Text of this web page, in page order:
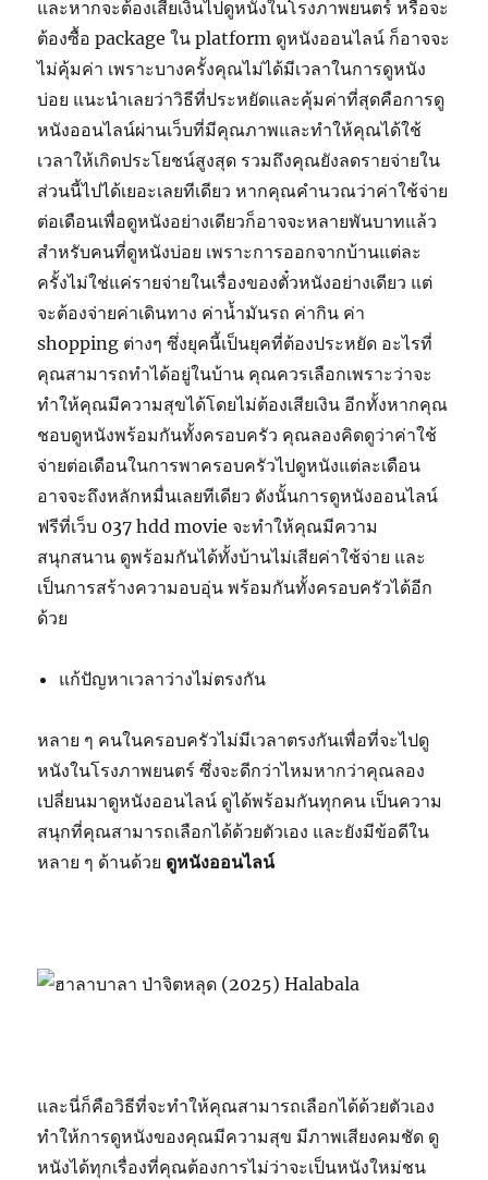
และหากจะต้องเสียเงินไปดูหนังในโรงภาพยนตร์ หรือจะ
ต้องซื้อ package ใน platform ดูหนังออนไลน์ ก็อาจจะ
ไม่คุ้มค่า เพราะบางครั้งคุณไม่ได้มีเวลาในการดูหนัง
บ่อย แนะนำเลยว่าวิธีที่ประหยัดและคุ้มค่าที่สุดคือการดู
หนังออนไลน์ผ่านเว็บที่มีคุณภาพและทำให้คุณได้ใช้
เวลาให้เกิดประโยชน์สูงสุด รวมถึงคุณยังลดรายจ่ายใน
ส่วนนี้ไปได้เยอะเลยทีเดียว หากคุณคำนวณว่าค่าใช้จ่าย
ต่อเดือนเพื่อดูหนังอย่างเดียวก็อาจจะหลายพันบาทแล้ว
สำหรับคนที่ดูหนังบ่อย เพราะการออกจากบ้านแต่ละ
ครั้งไม่ใช่แค่รายจ่ายในเรื่องของตั๋วหนังอย่างเดียว แต่
จะต้องจ่ายค่าเดินทาง ค่าน้ำมันรถ ค่ากิน ค่า
shopping ต่างๆ ซึ่งยุคนี้เป็นยุคที่ต้องประหยัด อะไรที่
คุณสามารถทำได้อยู่ในบ้าน คุณควรเลือกเพราะว่าจะ
ทำให้คุณมีความสุขได้โดยไม่ต้องเสียเงิน อีกทั้งหากคุณ
ชอบดูหนังพร้อมกันทั้งครอบครัว คุณลองคิดดูว่าค่าใช้
จ่ายต่อเดือนในการพาครอบครัวไปดูหนังแต่ละเดือน
อาจจะถึงหลักหมื่นเลยทีเดียว ดังนั้นการดูหนังออนไลน์
ฟรีที่เว็บ 037 hdd movie จะทำให้คุณมีความ
สนุกสนาน ดูพร้อมกันได้ทั้งบ้านไม่เสียค่าใช้จ่าย และ
เป็นการสร้างความอบอุ่น พร้อมกันทั้งครอบครัวได้อีก
ด้วย
แก้ปัญหาเวลาว่างไม่ตรงกัน
หลาย ๆ คนในครอบครัวไม่มีเวลาตรงกันเพื่อที่จะไปดู
หนังในโรงภาพยนตร์ ซึ่งจะดีกว่าไหมหากว่าคุณลอง
เปลี่ยนมาดูหนังออนไลน์ ดูได้พร้อมกันทุกคน เป็นความ
สนุกที่คุณสามารถเลือกได้ด้วยตัวเอง และยังมีข้อดีใน
หลาย ๆ ด้านด้วย ดูหนังออนไลน์
และนี่ก็คือวิธีที่จะทำให้คุณสามารถเลือกได้ด้วยตัวเอง
ทำให้การดูหนังของคุณมีความสุข มีภาพเสียงคมชัด ดู
หนังได้ทุกเรื่องที่คุณต้องการไม่ว่าจะเป็นหนังใหม่ชน